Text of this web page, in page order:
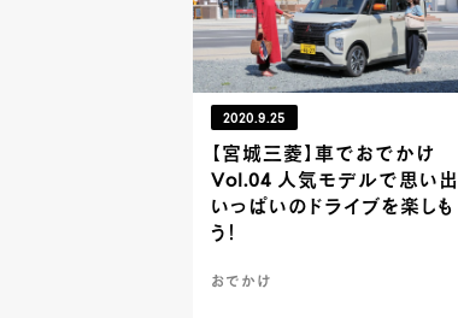
2020.9.25
【宮城三菱】車でおでかけ
Vol.04 人気モデルで思い出
いっぱいのドライブを楽しも
う！
おでかけ